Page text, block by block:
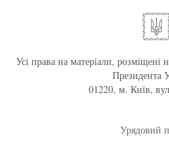
Усі права на матеріали, розміщені
Президента
01220, м. Київ,
Урядовий